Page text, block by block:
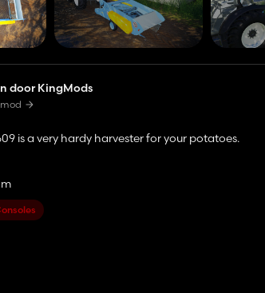
door KingMods
is a very hardy harvester for your potatoes.